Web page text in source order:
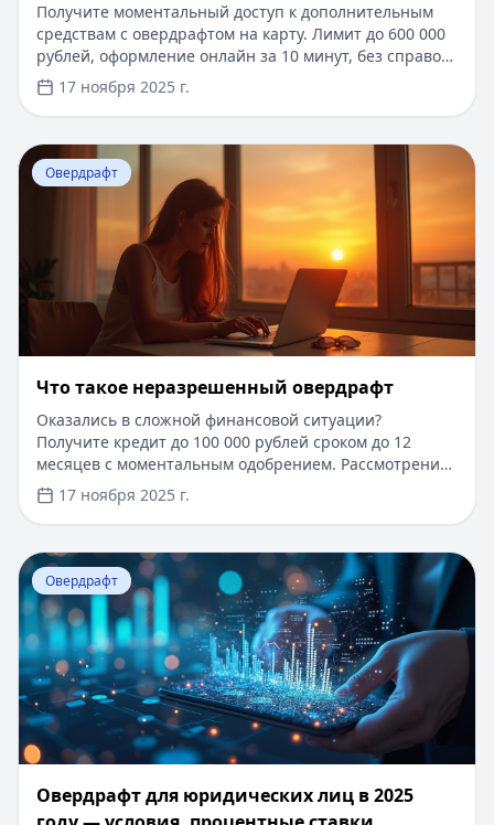
Получите моментальный доступ к дополнительным
средствам с овердрафтом на карту. Лимит до 600 000
рублей, оформление онлайн за 10 минут, без справок
и лишних документов. Гибкие условия погашения и
индивидуальные процентные ставки от 10.9%
годовых. Деньги доступны сразу после одобрения,
пользуйтесь когда и где удобно. Решение по заявке за
несколько минут.
17 ноября 2025 г.
Перейти к статье: Что такое неразрешенный
Овердрафт
Что такое неразрешенный овердрафт
Оказались в сложной финансовой ситуации?
Получите кредит до 100 000 рублей сроком до 12
месяцев с моментальным одобрением. Рассмотрение
заявки занимает всего 10 минут, а деньги поступают
на карту сразу после подписания договора. Для новых
клиентов действует специальное предложение:
первый заём под 0% на срок до 30 дней.
Минимальный пакет документов, без справок о
доходах и поручителей. Оформите заявку онлайн
прямо сейчас и решите финансовые трудности
быстро и выгодно.
17 ноября 2025 г.
Перейти к статье:Овердрафт для юридических лиц в
Овердрафт
Овердрафт для юридических лиц в 2025